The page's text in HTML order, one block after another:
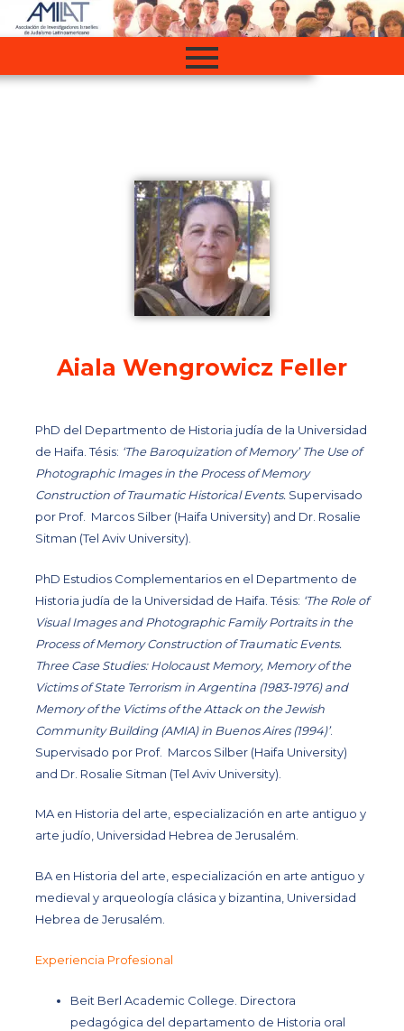
Aiala Wengrowicz Feller
PhD del Departmento de Historia judía de la Universidad
de Haifa. Tésis: ‘The Baroquization of Memory’ The Use of
Photographic Images in the Process of Memory
Construction of Traumatic Historical Events. Supervisado
por Prof. Marcos Silber (Haifa University) and Dr. Rosalie
Sitman (Tel Aviv University).
PhD Estudios Complementarios en el Departmento de
Historia judía de la Universidad de Haifa. Tésis: ‘The Role of
Visual Images and Photographic Family Portraits in the
Process of Memory Construction of Traumatic Events.
Three Case Studies: Holocaust Memory, Memory of the
Victims of State Terrorism in Argentina (1983-1976) and
Memory of the Victims of the Attack on the Jewish
Community Building (AMIA) in Buenos Aires (1994)’.
Supervisado por Prof. Marcos Silber (Haifa University)
and Dr. Rosalie Sitman (Tel Aviv University).
MA en Historia del arte, especialización en arte antiguo y
arte judío, Universidad Hebrea de Jerusalém.
BA en Historia del arte, especialización en arte antiguo y
medieval y arqueología clásica y bizantina, Universidad
Hebrea de Jerusalém.
Experiencia Profesional
Beit Berl Academic College. Directora
pedagógica del departamento de Historia oral